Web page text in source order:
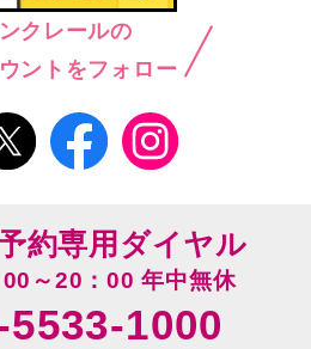
クレールの
ントをフォロー
約専用ダイヤル
～20：00 年中無休
5533-1000